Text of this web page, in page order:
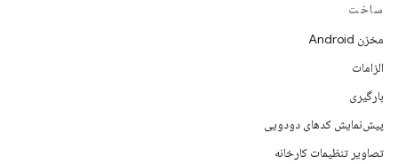
ساخت
مخزن Android
الزامات
بارگیری
پیش‌نمایش کدهای دودویی
تصاویر تنظیمات کارخانه